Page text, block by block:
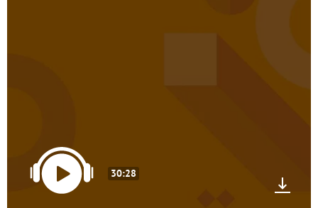
30:28